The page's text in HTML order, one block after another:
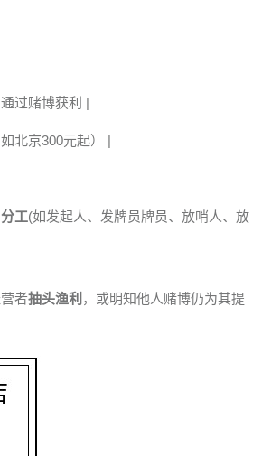
过赌博获利 |
北京300元起） |
工(如发起人、发牌员牌员、放哨人、放
者抽头渔利 ，或明知他人赌博仍为其提